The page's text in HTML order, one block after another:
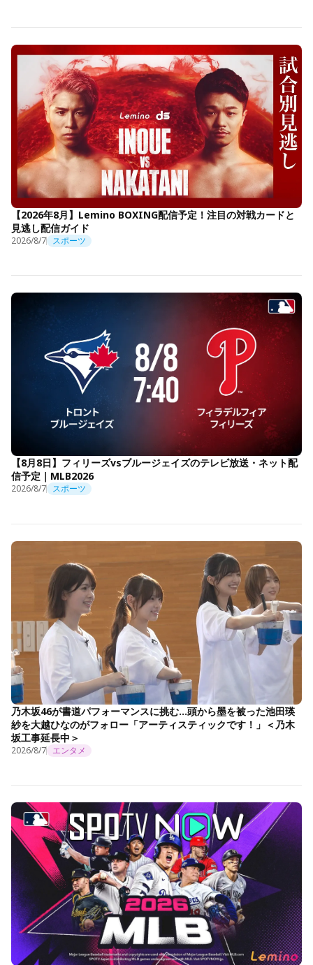
【2026年8月】Lemino BOXING配信予定！注目の対戦カードと
見逃し配信ガイド
2026/8/7 スポーツ
【8月8日】フィリーズvsブルージェイズのテレビ放送・ネット配
信予定｜MLB2026
2026/8/7 スポーツ
乃木坂46が書道パフォーマンスに挑む…頭から墨を被った池田瑛
紗を大越ひなのがフォロー「アーティスティックです！」＜乃木
坂工事延長中＞
2026/8/7 エンタメ